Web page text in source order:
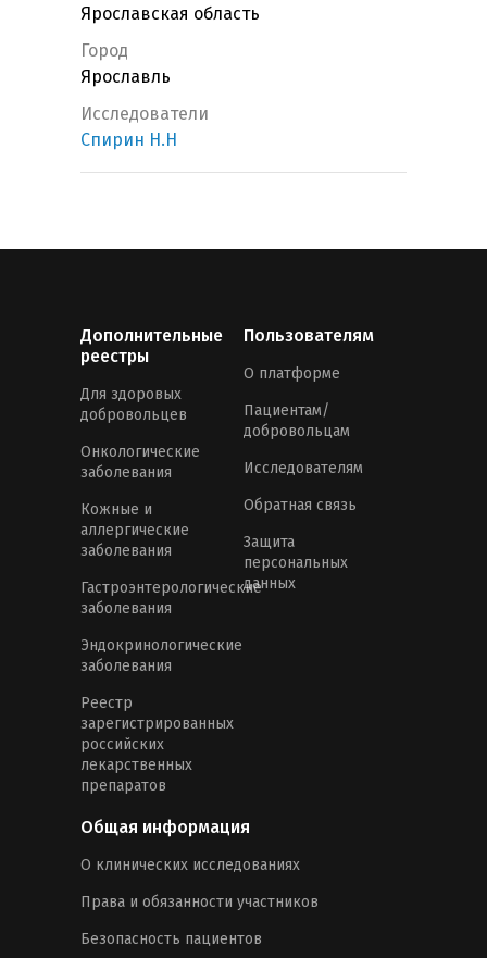
Ярославская область
Город
Ярославль
Исследователи
Спирин Н.Н
Дополнительные
реестры
Для здоровых
добровольцев
Онкологические
заболевания
Кожные и
аллергические
заболевания
Гастроэнтерологические
заболевания
Эндокринологические
заболевания
Реестр
зарегистрированных
российских
лекарственных
препаратов
Пользователям
О платформе
Пациентам/
добровольцам
Исследователям
Обратная связь
Защита
персональных
данных
Общая информация
О клинических исследованиях
Права и обязанности участников
Безопасность пациентов